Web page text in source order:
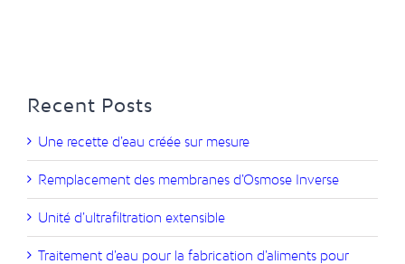
Recent Posts
Une recette d’eau créée sur mesure
Remplacement des membranes d’Osmose Inverse
Unité d’ultrafiltration extensible
Traitement d’eau pour la fabrication d’aliments pour